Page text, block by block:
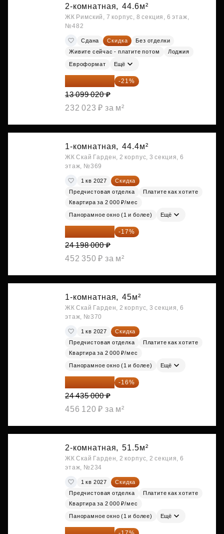
2-комнатная, 44.6м²
ЖК Римский, 7 корпус, 8 секция, 6 этаж,
№482
Сдана Скидка
Без отделки
Живите сейчас - платите потом
Лоджия
Евроформат Ещё
10 348 226 ₽ -21%
13 099 020 ₽
232 023 ₽ за м²
1-комнатная, 44.4м²
ЖК Скай Гарден, 2 корпус, 3 секция, 6
этаж, №369
1 кв 2027
Скидка
Предчистовая отделка
Платите как хотите
Квартира за 2 000 ₽/мес
Панорамное окно (1 и более) Ещё
20 084 340 ₽ -17%
24 198 000 ₽
452 350 ₽ за м²
1-комнатная, 45м²
ЖК Скай Гарден, 2 корпус, 3 секция, 6
этаж, №370
1 кв 2027
Скидка
Предчистовая отделка
Платите как хотите
Квартира за 2 000 ₽/мес
Панорамное окно (1 и более) Ещё
20 525 400 ₽ -16%
24 435 000 ₽
456 120 ₽ за м²
2-комнатная, 51.5м²
ЖК Скай Гарден, 2 корпус, 2 секция, 6
этаж, №234
1 кв 2027
Скидка
Предчистовая отделка
Платите как хотите
Квартира за 2 000 ₽/мес
Панорамное окно (1 и более) Ещё